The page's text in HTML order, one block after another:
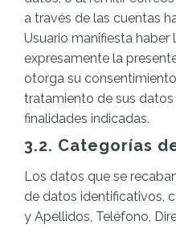
a través de las cuentas
Usuario manifiesta
expresamente la
otorga su
tratamiento de sus
finalidades indicadas.
3.2. Categorías
Los datos que se
de datos identificativos,
y Apellidos, Teléfono,